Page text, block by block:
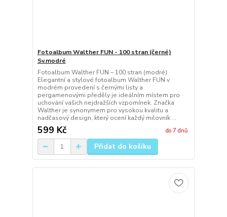
Fotoalbum Walther FUN - 100 stran (černé)
Sv.modré
Fotoalbum Walther FUN – 100 stran (modré)
Elegantní a stylové fotoalbum Walther FUN v
modrém provedení s černými listy a
pergamenovými předěly je ideálním místem pro
uchování vašich nejdražších vzpomínek. Značka
Walther je synonymem pro vysokou kvalitu a
nadčasový design, který ocení každý milovník ...
599 Kč do 7 dnů
Přidat do košíku